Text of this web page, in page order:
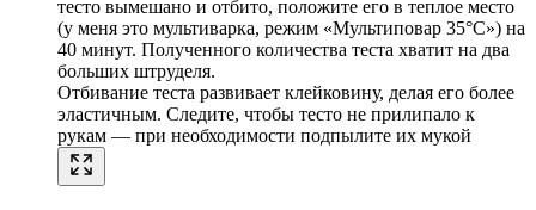
тесто вымешано и отбито, положите его в теплое место
(у меня это мультиварка, режим «Мультиповар 35°C») на
40 минут. Полученного количества теста хватит на два
больших штруделя.
Отбивание теста развивает клейковину, делая его более
эластичным. Следите, чтобы тесто не прилипало к
рукам — при необходимости подпылите их мукой